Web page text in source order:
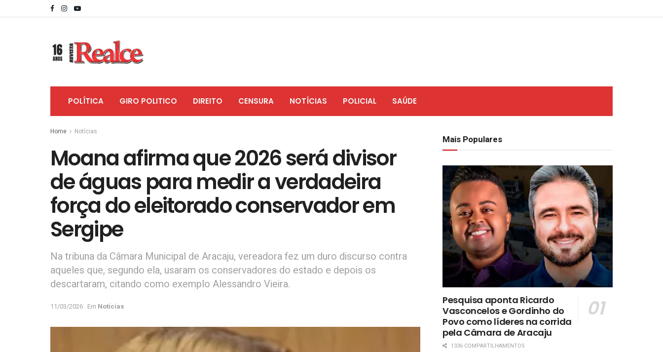
POLÍTICA GIRO POLITICO DIREITO CENSURA NOTÍCIAS POLICIAL SAÚDE
Home Notícias
Moana afirma que 2026 será divisor
de águas para medir a verdadeira
força do eleitorado conservador em
Sergipe
Na tribuna da Câmara Municipal de Aracaju, vereadora fez um duro discurso contra
aqueles que, segundo ela, usaram os conservadores do estado e depois os
descartaram, citando como exemplo Alessandro Vieira.
11/03/2026 Em Notícias
Mais Populares
Pesquisa aponta Ricardo
Vasconcelos e Gordinho do
Povo como líderes na corrida
pela Câmara de Aracaju
1336 COMPARTILHAMENTOS